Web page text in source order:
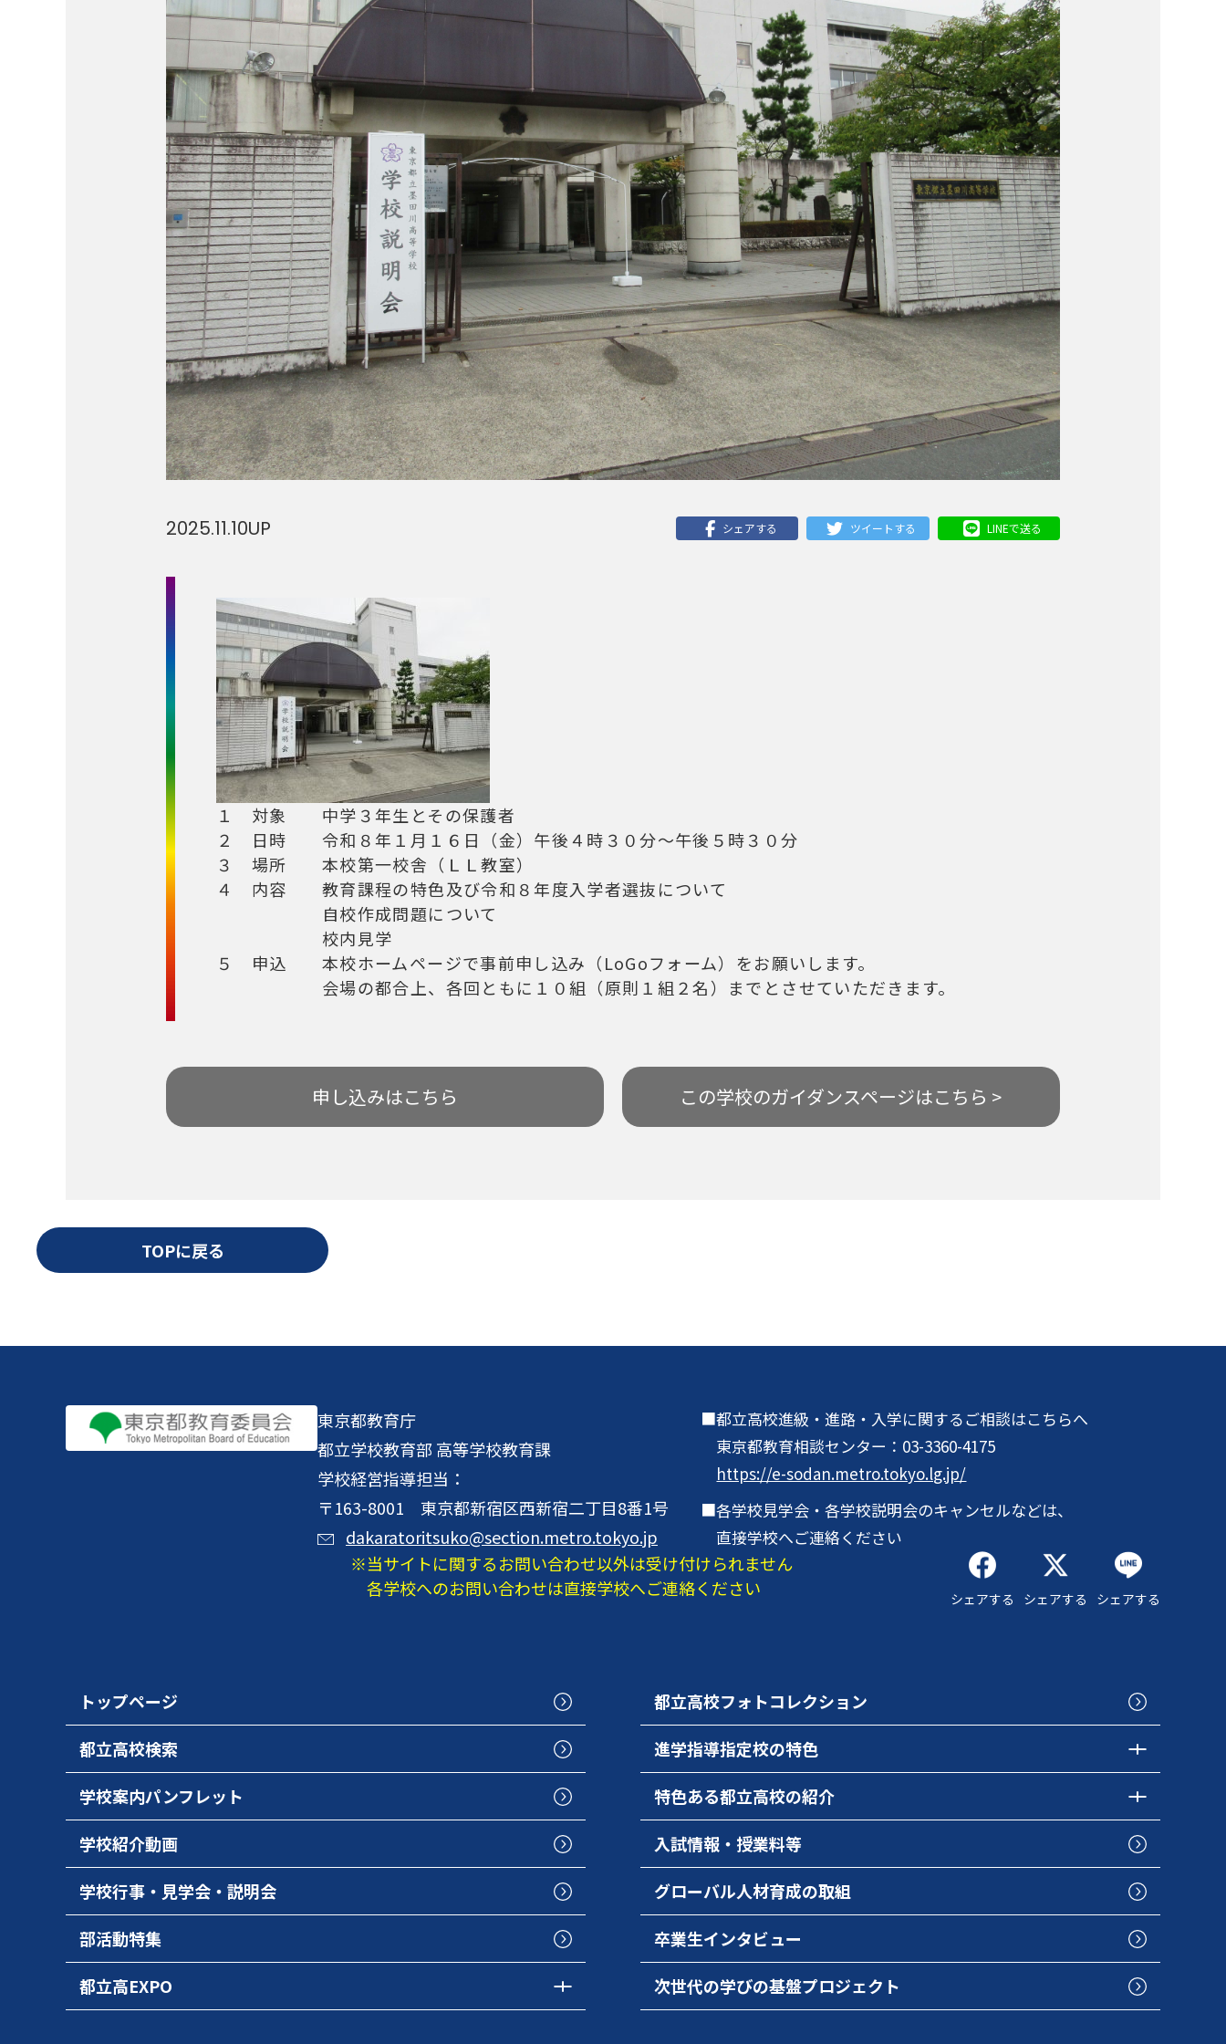
2025.11.10UP シェアする ツイートする LINEで送る
１ 対象 中学３年生とその保護者
２ 日時 令和８年１月１６日（金）午後４時３０分～午後５時３０分
３ 場所 本校第一校舎（ＬＬ教室）
４ 内容 教育課程の特色及び令和８年度入学者選抜について
自校作成問題について
校内見学
５ 申込 本校ホームページで事前申し込み（LoGoフォーム）をお願いします。
会場の都合上、各回ともに１０組（原則１組２名）までとさせていただきます。
申し込みはこちら この学校のガイダンスページはこちら >
TOPに戻る
東京都教育庁
都立学校教育部 高等学校教育課
学校経営指導担当：
〒163-8001 東京都新宿区西新宿二丁目8番1号
dakaratoritsuko@section.metro.tokyo.jp
都立高校進級・進路・入学に関するご相談はこちらへ
東京都教育相談センター： 03-3360-4175
https://e-sodan.metro.tokyo.lg.jp/
各学校見学会・各学校説明会のキャンセルなどは、
直接学校へご連絡ください
当サイトに関するお問い合わせ以外は受け付けられません
各学校へのお問い合わせは直接学校へご連絡ください
シェアする シェアする シェアする
トップページ
都立高校検索
学校案内パンフレット
学校紹介動画
学校行事・見学会・説明会
部活動特集
都立高EXPO
都立高校フォトコレクション
進学指導指定校の特色
特色ある都立高校の紹介
入試情報・授業料等
グローバル人材育成の取組
卒業生インタビュー
次世代の学びの基盤プロジェクト